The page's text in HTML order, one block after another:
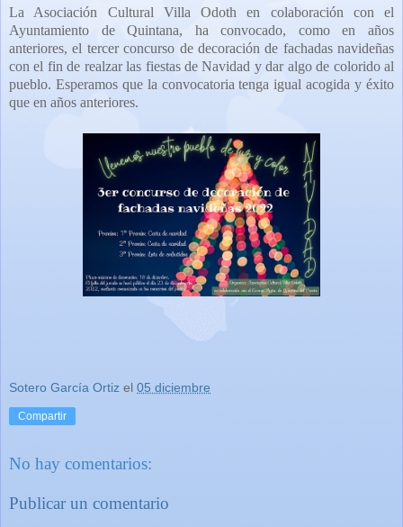
La Asociación Cultural Villa Odoth en colaboración con el
Ayuntamiento de Quintana, ha convocado, como en años
anteriores, el tercer concurso de decoración de fachadas navideñas
con el fin de realzar las fiestas de Navidad y dar algo de colorido al
pueblo. Esperamos que la convocatoria tenga igual acogida y éxito
que en años anteriores.
Sotero García Ortiz el 05 diciembre
Compartir
No hay comentarios:
Publicar un comentario